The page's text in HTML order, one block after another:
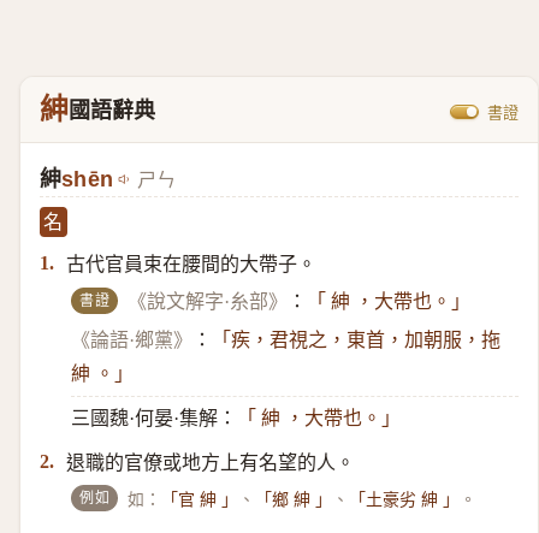
紳國語辭典 書證
紳shēn ㄕㄣ
名
1. 古代官員束在腰間的大帶子。
書證 《說文解字·糸部》 ：
「 紳 ，大帶也。」
《論語·鄉黨》
：
「疾，君視之，東首，加朝服，拖
紳 。」
三國魏·何晏·集解： 「 紳 ，大帶也。」
2. 退職的官僚或地方上有名望的人。
例如 如： 「官 紳 」 、 「鄉 紳 」 、 「土豪劣 紳 」 。